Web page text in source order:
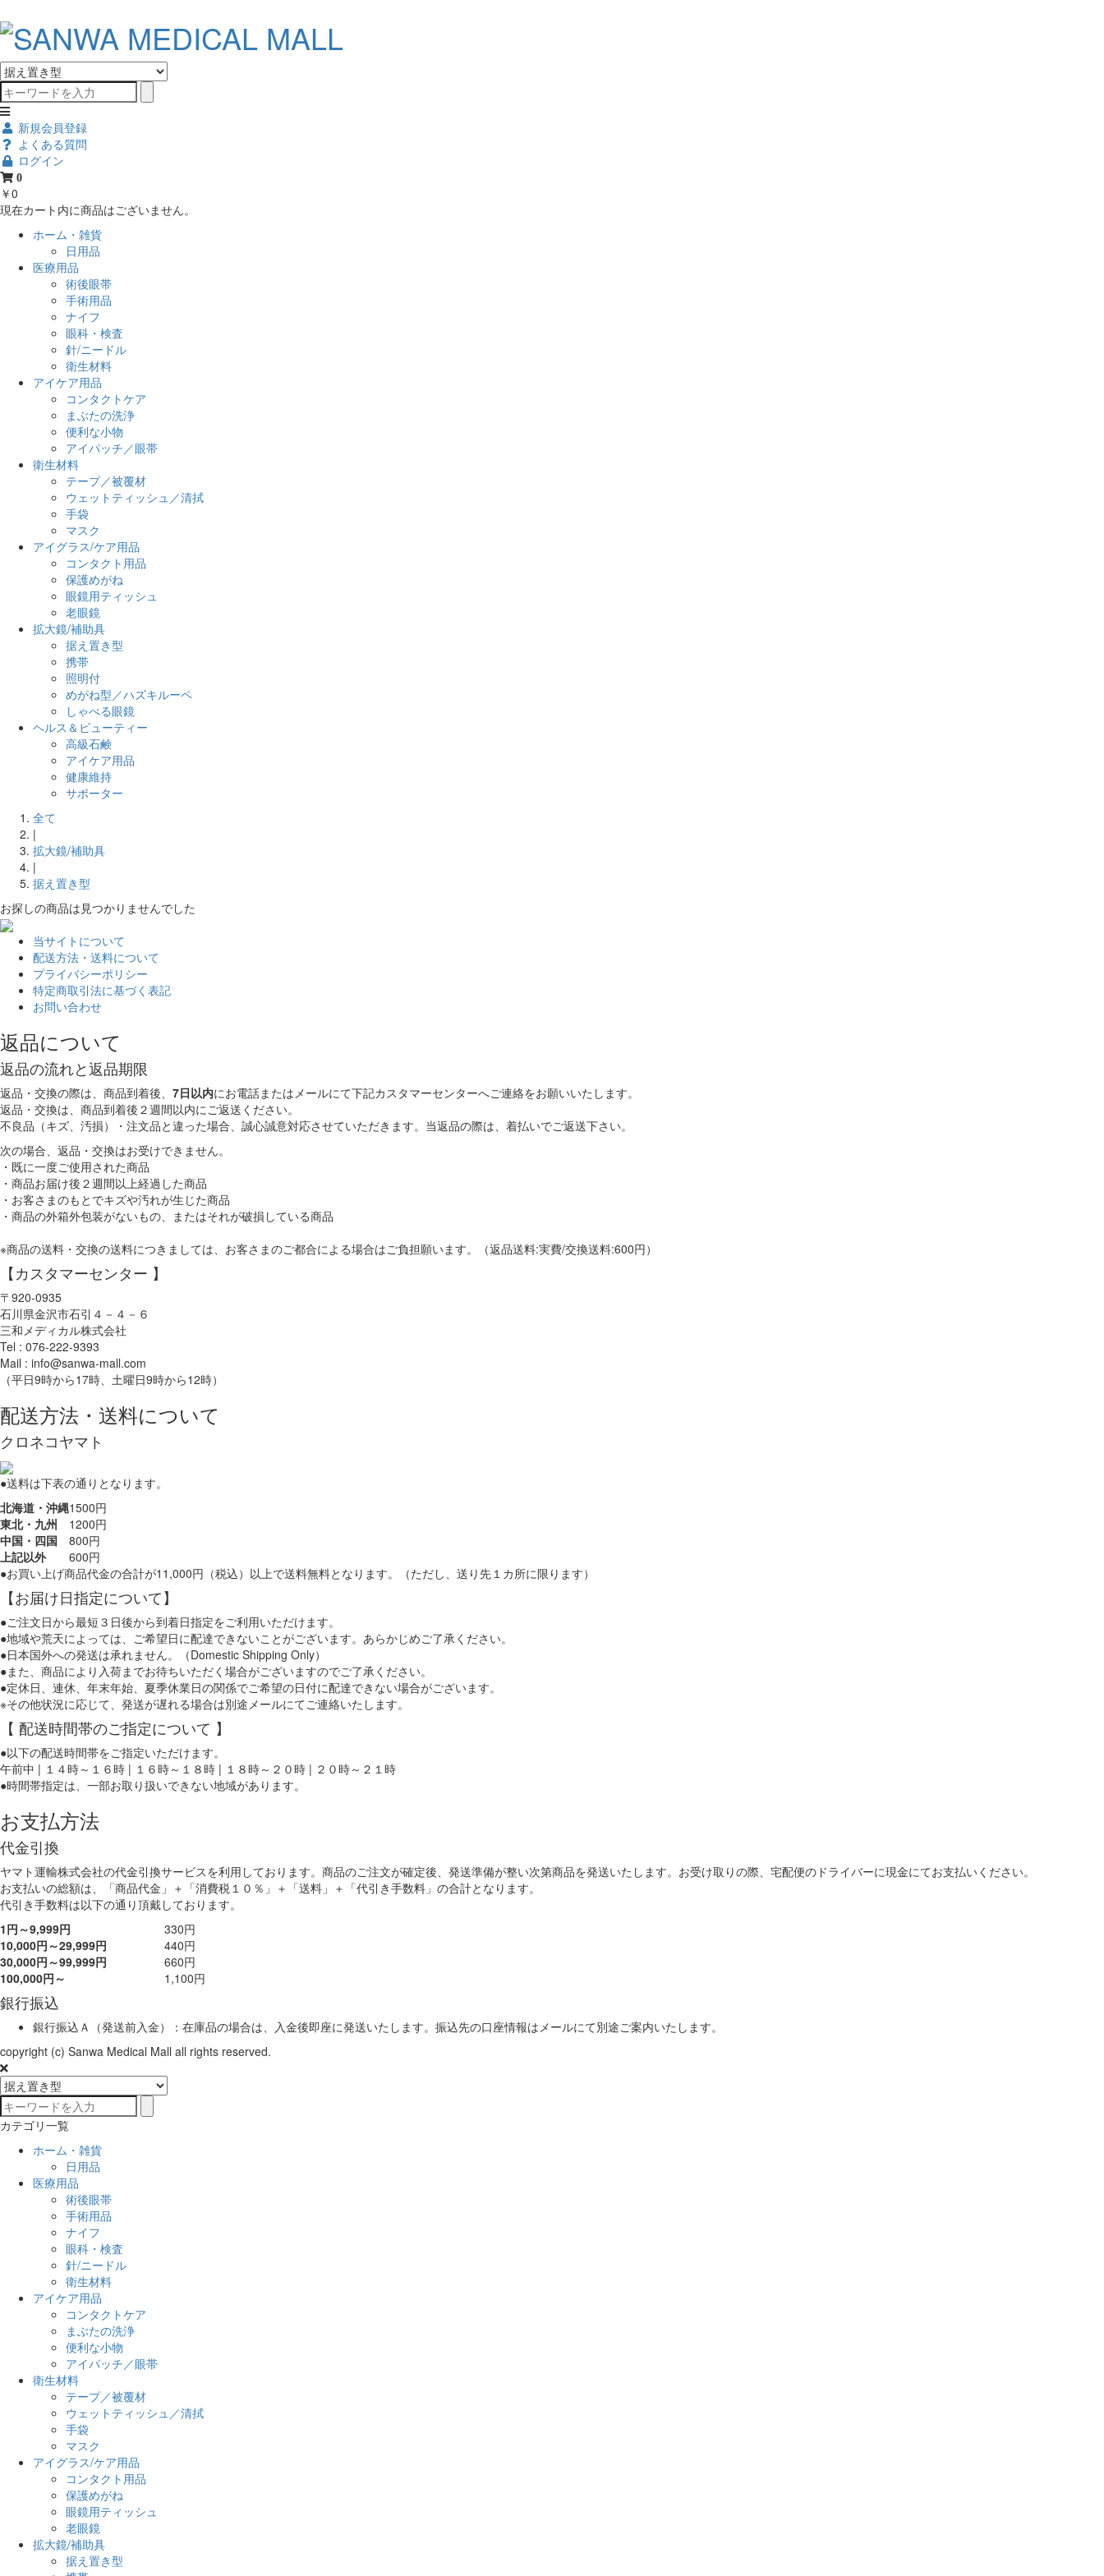
新規会員登録
よくある質問
ログイン
0
￥0
現在カート内に商品はございません。
ホーム・雑貨
日用品
医療用品
術後眼帯
手術用品
ナイフ
眼科・検査
針/ニードル
衛生材料
アイケア用品
コンタクトケア
まぶたの洗浄
便利な小物
アイパッチ／眼帯
衛生材料
テープ／被覆材
ウェットティッシュ／清拭
手袋
マスク
アイグラス/ケア用品
コンタクト用品
保護めがね
眼鏡用ティッシュ
老眼鏡
拡大鏡/補助具
据え置き型
携帯
照明付
めがね型／ハズキルーペ
しゃべる眼鏡
ヘルス＆ビューティー
高級石鹸
アイケア用品
健康維持
サポーター
全て
|
拡大鏡/補助具
|
据え置き型
お探しの商品は見つかりませんでした
当サイトについて
配送方法・送料について
プライバシーポリシー
特定商取引法に基づく表記
お問い合わせ
返品について
返品の流れと返品期限
返品・交換の際は、商品到着後、 7日以内にお電話またはメールにて下記カスタマーセンターへご連絡をお願いいたします。
返品・交換は、商品到着後２週間以内にご返送ください。
不良品（キズ、汚損）・注文品と違った場合、誠心誠意対応させていただきます。当返品の際は、着払いでご返送下さい。
次の場合、返品・交換はお受けできません。
・既に一度ご使用された商品
・商品お届け後２週間以上経過した商品
・お客さまのもとでキズや汚れが生じた商品
・商品の外箱外包装がないもの、またはそれが破損している商品
※商品の送料・交換の送料につきましては、お客さまのご都合による場合はご負担願います。（返品送料:実費/交換送料:600円）
【カスタマーセンター 】
〒920-0935
石川県金沢市石引４－４－６
三和メディカル株式会社
Tel : 076-222-9393
Mail : info@sanwa-mall.com
（平日9時から17時、土曜日9時から12時）
配送方法・送料について
クロネコヤマト
●送料は下表の通りとなります。
北海道・沖縄1500円
東北・九州
1200円
中国・四国
800円
上記以外
600円
●お買い上げ商品代金の合計が11,000円（税込）以上で送料無料となります。（ただし、送り先１カ所に限ります）
【お届け日指定について】
●ご注文日から最短３日後から到着日指定をご利用いただけます。
●地域や荒天によっては、ご希望日に配達できないことがございます。あらかじめご了承ください。
●日本国外への発送は承れません。（Domestic Shipping Only）
●また、商品により入荷までお待ちいただく場合がございますのでご了承ください。
●定休日、連休、年末年始、夏季休業日の関係でご希望の日付に配達できない場合がございます。
※その他状況に応じて、発送が遅れる場合は別途メールにてご連絡いたします。
【 配送時間帯のご指定について 】
●以下の配送時間帯をご指定いただけます。
午前中 | １４時～１６時 | １６時～１８時 | １８時～２０時 | ２０時～２１時
●時間帯指定は、一部お取り扱いできない地域があります。
お支払方法
代金引換
ヤマト運輸株式会社の代金引換サービスを利用しております。商品のご注文が確定後、発送準備が整い次第商品を発送いたします。お受け取りの際、宅配便のドライバーに現金にてお支払いください。
お支払いの総額は、「商品代金」＋「消費税１０％」＋「送料」＋「代引き手数料」の合計となります。
代引き手数料は以下の通り頂戴しております。
1円～9,999円
330円
10,000円～29,999円
440円
30,000円～99,999円
660円
100,000円～
1,100円
銀行振込
銀行振込Ａ（発送前入金）：在庫品の場合は、入金後即座に発送いたします。振込先の口座情報はメールにて別途ご案内いたします。
copyright (c) Sanwa Medical Mall all rights reserved.
カテゴリ一覧
ホーム・雑貨
日用品
医療用品
術後眼帯
手術用品
ナイフ
眼科・検査
針/ニードル
衛生材料
アイケア用品
コンタクトケア
まぶたの洗浄
便利な小物
アイパッチ／眼帯
衛生材料
テープ／被覆材
ウェットティッシュ／清拭
手袋
マスク
アイグラス/ケア用品
コンタクト用品
保護めがね
眼鏡用ティッシュ
老眼鏡
拡大鏡/補助具
据え置き型